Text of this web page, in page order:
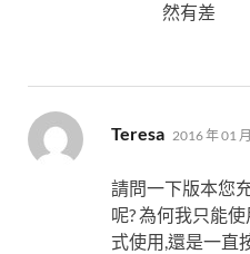
然有差
Teresa 表
示:
2016 年 01
請問一下版本您
呢? 為何我只能
式使用,還是一直